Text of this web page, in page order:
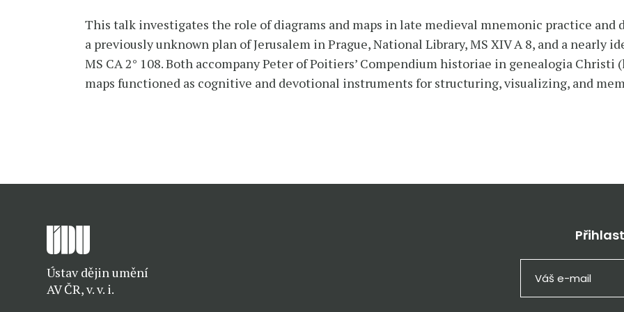
This talk investigates the role of diagrams and maps in late medieval mnemonic practice and
a previously unknown plan of Jerusalem in Prague, National Library, MS XIV A 8, and a nearly
MS CA 2° 108. Both accompany Peter of Poitiers’ Compendium historiae in genealogia
maps functioned as cognitive and devotional instruments for structuring, visualizing, and
Ústav dějin umění
AV ČR, v. v. i.